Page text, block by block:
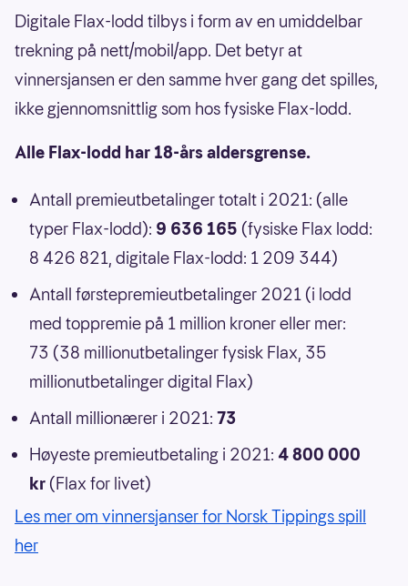
Digitale Flax-lodd tilbys i form av en umiddelbar
trekning på nett/mobil/app. Det betyr at
vinnersjansen er den samme hver gang det spilles,
ikke gjennomsnittlig som hos fysiske Flax-lodd.
Alle Flax-lodd har 18-års aldersgrense.
Antall premieutbetalinger totalt i 2021: (alle
typer Flax-lodd): 9 636 165 (fysiske Flax lodd:
8 426 821, digitale Flax-lodd: 1 209 344)
Antall førstepremieutbetalinger 2021 (i lodd
med toppremie på 1 million kroner eller mer:
73 (38 millionutbetalinger fysisk Flax, 35
millionutbetalinger digital Flax)
Antall millionærer i 2021: 73
Høyeste premieutbetaling i 2021: 4 800 000
kr (Flax for livet)
Les mer om vinnersjanser for Norsk Tippings spill
her